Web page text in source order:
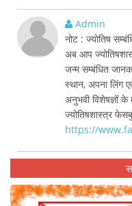
Admin
नोट : ज्योतिष
अब आप
जन्म सम्बंधित
स्थान, अपना लिंग
अनुभवी विशेषज्ञों
ज्योतिषशास्त्र
https://